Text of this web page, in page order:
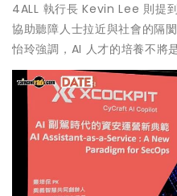
4ALL 執行長 Kevin Lee 則提
協助聽障人士拉近與社會的隔
怡玲強調，AI 人才的培養不將